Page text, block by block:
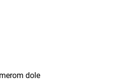
dole